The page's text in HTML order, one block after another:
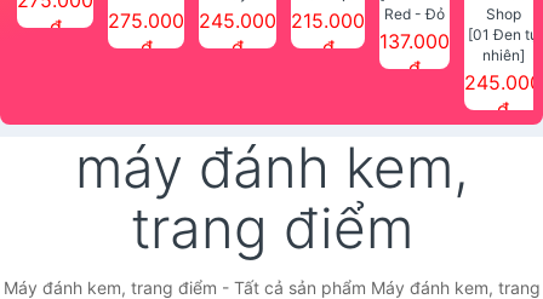
PEELING
đ
Nâu Sáng]
Phấn che
275.000
đ
Khói] Bột
kẻ chân
Face Shop
245.000
đ
Hồi Tóc
Essential
215.000
đ
Red - Đỏ
cam] Son
Face
Shop
137.000
đ
[01 Đen tự
nhiên]
Mascara
che phủ
Shop
245.000
đ
máy đánh kem,
trang điểm
Máy đánh kem, trang điểm - Tất cả sản phẩm Máy đánh kem, trang